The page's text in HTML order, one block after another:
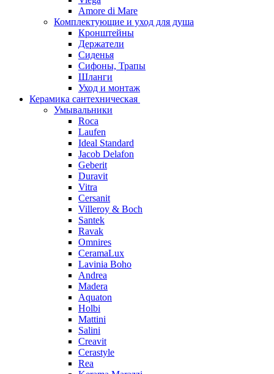
Amore di Mare
Комплектующие и уход для душа
Кронштейны
Держатели
Сиденья
Сифоны, Трапы
Шланги
Уход и монтаж
Керамика сантехническая
Умывальники
Roca
Laufen
Ideal Standard
Jacob Delafon
Geberit
Duravit
Vitra
Cersanit
Villeroy & Boch
Santek
Ravak
Omnires
CeramaLux
Lavinia Boho
Andrea
Madera
Aquaton
Holbi
Mattini
Salini
Creavit
Cerastyle
Rea